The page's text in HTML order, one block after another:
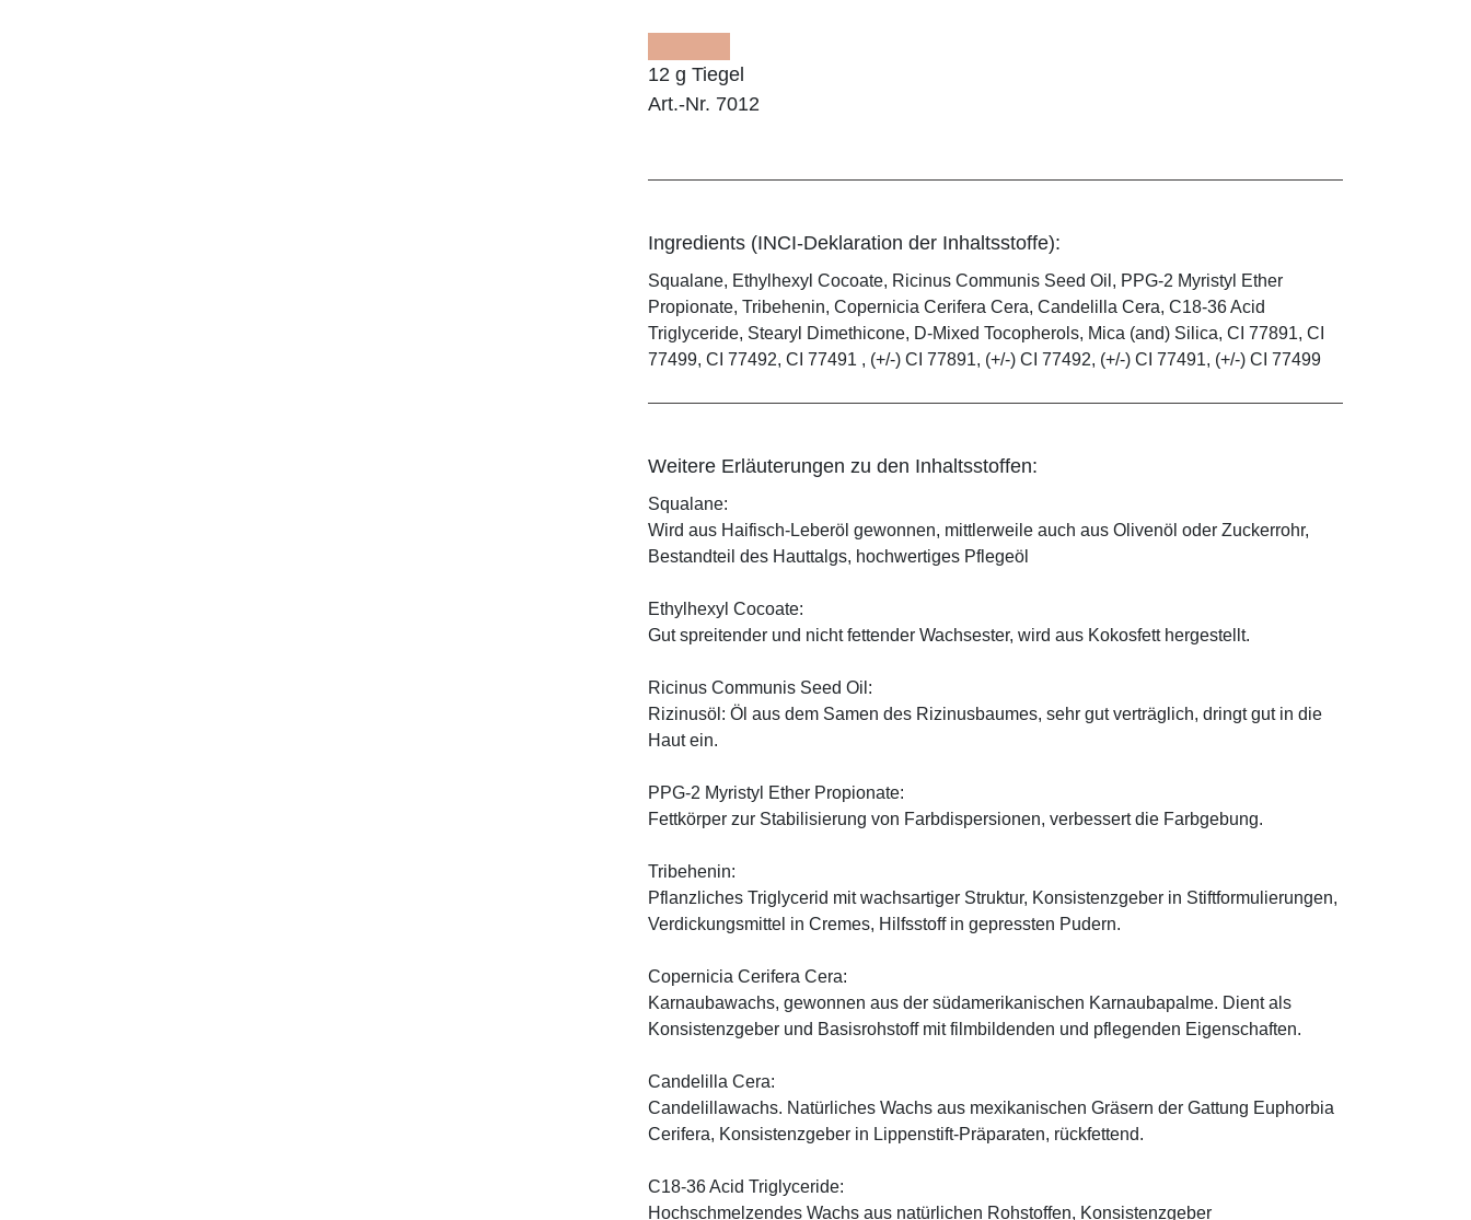
12 g Tiegel
Art.-Nr. 7012
Ingredients (INCI-Deklaration der Inhaltsstoffe):
Squalane, Ethylhexyl Cocoate, Ricinus Communis Seed Oil, PPG-2 Myristyl Ether
Propionate, Tribehenin, Copernicia Cerifera Cera, Candelilla Cera, C18-36 Acid
Triglyceride, Stearyl Dimethicone, D-Mixed Tocopherols, Mica (and) Silica, CI 77891, CI
77499, CI 77492, CI 77491 , (+/-) CI 77891, (+/-) CI 77492, (+/-) CI 77491, (+/-) CI 77499
Weitere Erläuterungen zu den Inhaltsstoffen:
Squalane:
Wird aus Haifisch-Leberöl gewonnen, mittlerweile auch aus Olivenöl oder Zuckerrohr,
Bestandteil des Hauttalgs, hochwertiges Pflegeöl
Ethylhexyl Cocoate:
Gut spreitender und nicht fettender Wachsester, wird aus Kokosfett hergestellt.
Ricinus Communis Seed Oil:
Rizinusöl: Öl aus dem Samen des Rizinusbaumes, sehr gut verträglich, dringt gut in die
Haut ein.
PPG-2 Myristyl Ether Propionate:
Fettkörper zur Stabilisierung von Farbdispersionen, verbessert die Farbgebung.
Tribehenin:
Pflanzliches Triglycerid mit wachsartiger Struktur, Konsistenzgeber in Stiftformulierungen,
Verdickungsmittel in Cremes, Hilfsstoff in gepressten Pudern.
Copernicia Cerifera Cera:
Karnaubawachs, gewonnen aus der südamerikanischen Karnaubapalme. Dient als
Konsistenzgeber und Basisrohstoff mit filmbildenden und pflegenden Eigenschaften.
Candelilla Cera:
Candelillawachs. Natürliches Wachs aus mexikanischen Gräsern der Gattung Euphorbia
Cerifera, Konsistenzgeber in Lippenstift-Präparaten, rückfettend.
C18-36 Acid Triglyceride:
Hochschmelzendes Wachs aus natürlichen Rohstoffen, Konsistenzgeber